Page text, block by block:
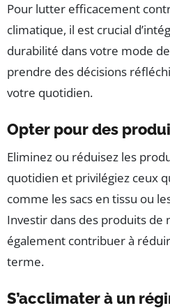
Pour lutter efficacement
climatique, il est crucial
durabilité dans votre mode
prendre des décisions
votre quotidien.
Opter pour des
Eliminez ou réduisez les
quotidien et privilégiez ceux
comme les sacs en tissu ou
Investir dans des produits
également contribuer à
terme.
S’acclimater à un